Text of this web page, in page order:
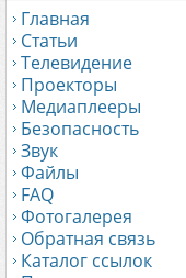
Главная
Статьи
Телевидение
Проекторы
Медиаплееры
Безопасность
Звук
Файлы
FAQ
Фотогалерея
Обратная связь
Каталог ссылок